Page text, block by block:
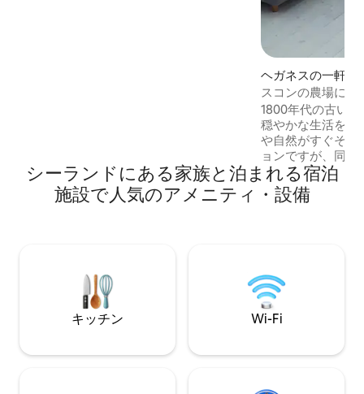
ヘガネスの一軒家
スコンの農場にあ
ンに滞在
1800年代の古い
穏やかな生活をお
や自然がすぐそば
ョンですが、同
楽、ショッピン
も近いです。 ここでは、約120平方メート
ルの2つの寝室、
けます。 家の隣には、羊や馬のいる牧草
地のすぐ隣に、バ
木々に囲まれたプ
あります。車はす
シーランドにある家族と泊まれる宿泊
施設で人気のアメニティ・設備
キッチン Wi-Fi